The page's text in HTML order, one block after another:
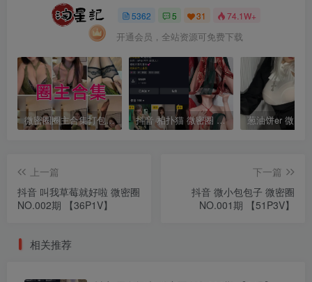
5362 5 31 74.1W+
开通会员，全站资源可免费下载
微密圈圈主合集打包下载 持续更新中 抖音 相扑猫 微密圈 嘉宾贴 NO.034期 【15P】最新至：2024.8.20
上一篇
抖音 叫我草莓就好啦 微密圈
NO.002期 【36P1V】
下一篇
抖音 微小包包子 微密圈
NO.001期 【51P3V】
相关推荐